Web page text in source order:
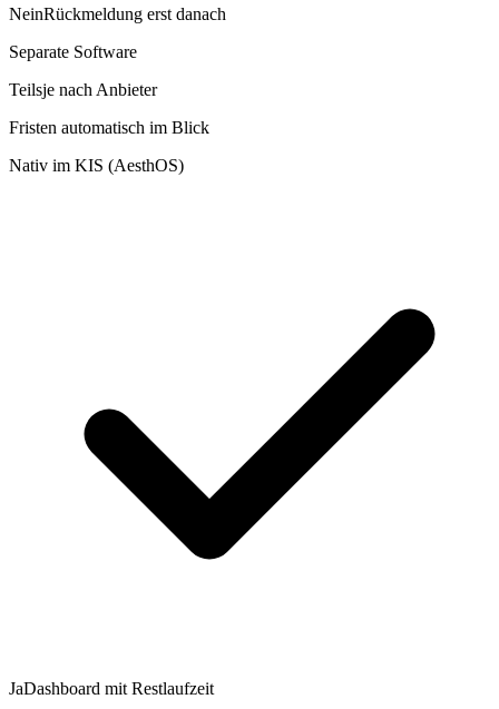
NeinRückmeldung erst danach
Separate Software
Teilsje nach Anbieter
Fristen automatisch im Blick
Nativ im KIS (AesthOS)
JaDashboard mit Restlaufzeit